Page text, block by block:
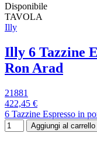
Disponibile
TAVOLA
Illy
Illy 6 Tazzine
Ron Arad
21881
422,45 €
6 Tazzine Espresso in
Aggiungi al carrello